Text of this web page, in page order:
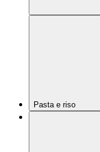
Pasta e riso